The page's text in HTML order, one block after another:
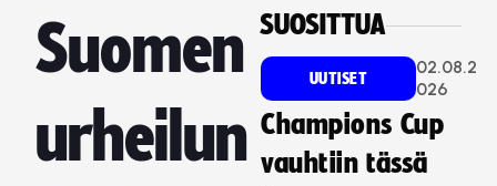
Suomen
urheilun
SUOSITTUA
UUTISET
02.08.2
026
Champions Cup
vauhtiin tässä